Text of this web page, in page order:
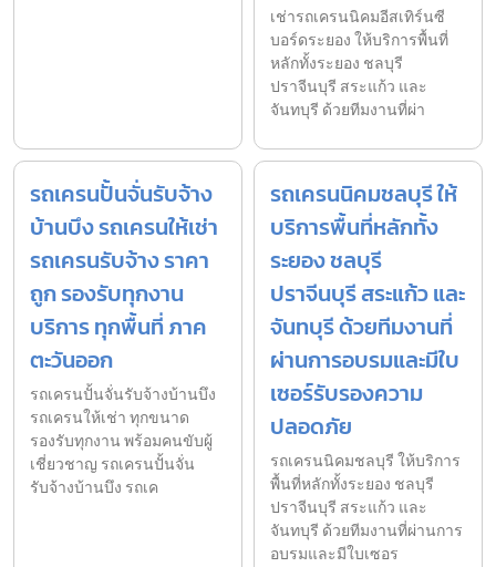
เช่ารถเครนนิคมอีสเทิร์นซี
บอร์ดระยอง ให้บริการพื้นที่
หลักทั้งระยอง ชลบุรี
ปราจีนบุรี สระแก้ว และ
จันทบุรี ด้วยทีมงานที่ผ่า
รถเครนปั้นจั่นรับจ้าง
บ้านบึง รถเครนให้เช่า
รถเครนรับจ้าง ราคา
ถูก รองรับทุกงาน
บริการ ทุกพื้นที่ ภาค
ตะวันออก
รถเครนปั้นจั่นรับจ้างบ้านบึง
รถเครนให้เช่า ทุกขนาด
รองรับทุกงาน พร้อมคนขับผู้
เชี่ยวชาญ รถเครนปั้นจั่น
รับจ้างบ้านบึง รถเค
รถเครนนิคมชลบุรี ให้
บริการพื้นที่หลักทั้ง
ระยอง ชลบุรี
ปราจีนบุรี สระแก้ว และ
จันทบุรี ด้วยทีมงานที่
ผ่านการอบรมและมีใบ
เซอร์รับรองความ
ปลอดภัย
รถเครนนิคมชลบุรี ให้บริการ
พื้นที่หลักทั้งระยอง ชลบุรี
ปราจีนบุรี สระแก้ว และ
จันทบุรี ด้วยทีมงานที่ผ่านการ
อบรมและมีใบเซอร